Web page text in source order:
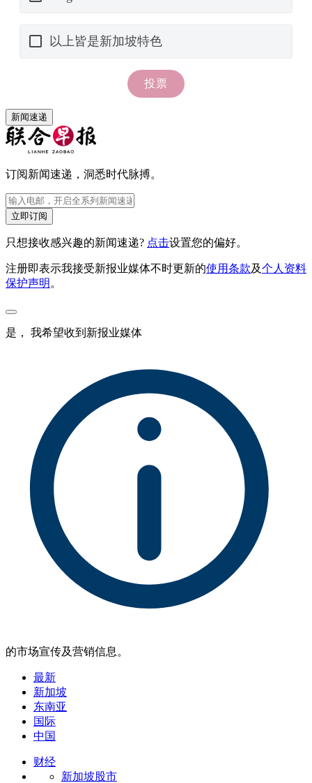
新闻速递
订阅新闻速递，洞悉时代脉搏。
立即订阅
只想接收感兴趣的新闻速递? 点击设置您的偏好。
注册即表示我接受新报业媒体不时更新的使用条款及个人资料
保护声明 。
是， 我希望收到新报业媒体
的市场宣传及营销信息。
最新
新加坡
东南亚
国际
中国
财经
新加坡股市